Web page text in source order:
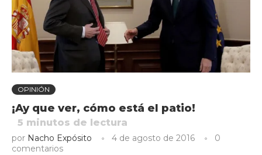
OPINIÓN
¡Ay que ver, cómo está el patio!
5 minutos de lectura
por Nacho Expósito 4 de agosto de 2016
0
comentarios